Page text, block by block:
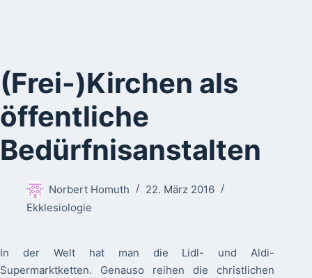
(Frei-)Kirchen als
öffentliche
Bedürfnisanstalten
Norbert Homuth
22. März 2016
Ekklesiologie
In der Welt hat man die Lidl- und Aldi-
Supermarktketten. Genauso reihen die christlichen